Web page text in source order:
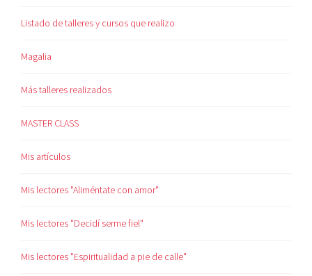
Listado de talleres y cursos que realizo
Magalia
Más talleres realizados
MASTER CLASS
Mis artículos
Mis lectores "Aliméntate con amor"
Mis lectores "Decidí serme fiel"
Mis lectores "Espiritualidad a pie de calle"